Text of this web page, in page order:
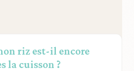
riz est-il encore
la cuisson ?